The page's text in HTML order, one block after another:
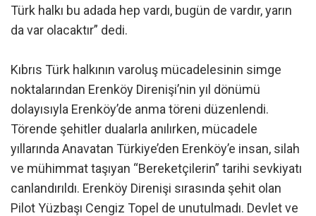
Türk halkı bu adada hep vardı, bugün de vardır, yarın
da var olacaktır” dedi.
Kıbrıs Türk halkının varoluş mücadelesinin simge
noktalarından Erenköy Direnişi’nin yıl dönümü
dolayısıyla Erenköy’de anma töreni düzenlendi.
Törende şehitler dualarla anılırken, mücadele
yıllarında Anavatan Türkiye’den Erenköy’e insan, silah
ve mühimmat taşıyan “Bereketçilerin” tarihi sevkiyatı
canlandırıldı. Erenköy Direnişi sırasında şehit olan
Pilot Yüzbaşı Cengiz Topel de unutulmadı. Devlet ve